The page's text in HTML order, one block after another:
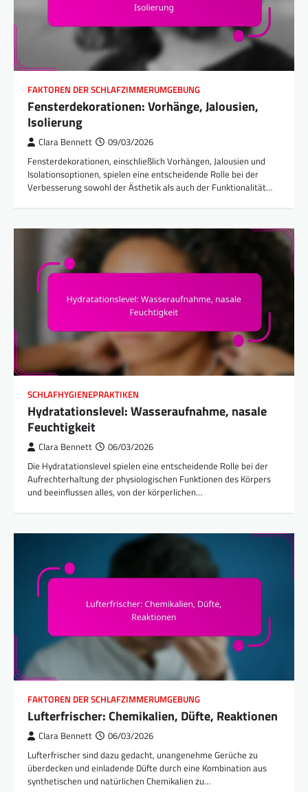
FAKTOREN DER SCHLAFZIMMERUMGEBUNG
Fensterdekorationen: Vorhänge, Jalousien,
Isolierung
Clara Bennett 09/03/2026
Fensterdekorationen, einschließlich Vorhängen, Jalousien und
Isolationsoptionen, spielen eine entscheidende Rolle bei der
Verbesserung sowohl der Ästhetik als auch der Funktionalität…
SCHLAFHYGIENEPRAKTIKEN
Hydratationslevel: Wasseraufnahme, nasale
Feuchtigkeit
Clara Bennett 06/03/2026
Die Hydratationslevel spielen eine entscheidende Rolle bei der
Aufrechterhaltung der physiologischen Funktionen des Körpers
und beeinflussen alles, von der körperlichen…
FAKTOREN DER SCHLAFZIMMERUMGEBUNG
Lufterfrischer: Chemikalien, Düfte, Reaktionen
Clara Bennett 06/03/2026
Lufterfrischer sind dazu gedacht, unangenehme Gerüche zu
überdecken und einladende Düfte durch eine Kombination aus
synthetischen und natürlichen Chemikalien zu…